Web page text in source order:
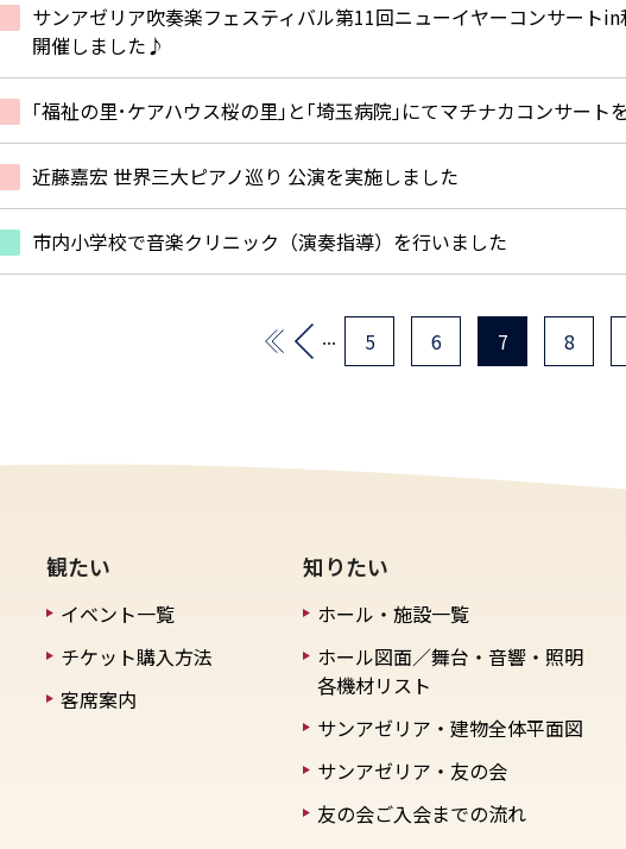
サンアゼリア吹奏楽フェスティバル第11回ニューイヤーコンサート
開催しました♪
｢福祉の里･ケアハウス桜の里｣と｢埼玉病院｣にてマチナカコンサート
近藤嘉宏 世界三大ピアノ巡り 公演を実施しました
市内小学校で音楽クリニック（演奏指導）を行いました
... 5 6 7 8
観たい
イベント一覧
チケット購入方法
客席案内
知りたい
ホール・施設一覧
ホール図面／舞台・音響・照明
各機材リスト
サンアゼリア・建物全体平面図
サンアゼリア・友の会
友の会ご入会までの流れ